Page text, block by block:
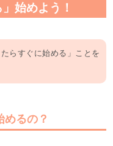
始めよう！
らすぐに始める」ことを
めるの？